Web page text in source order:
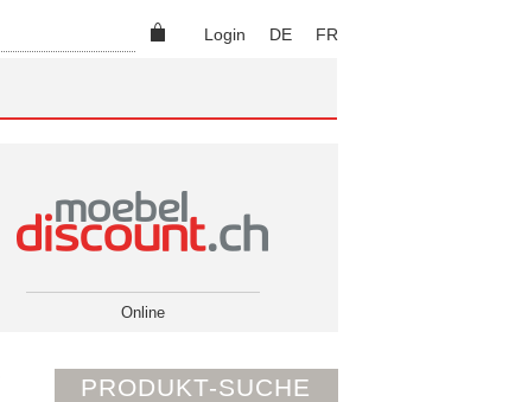
DE FR
Login
Suchen
Online
PRODUKT-SUCHE